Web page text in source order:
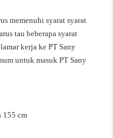
memenuhi syarat syarat
tau beberapa syarat
kerja ke PT Sany
untuk masuk PT Sany
155 cm